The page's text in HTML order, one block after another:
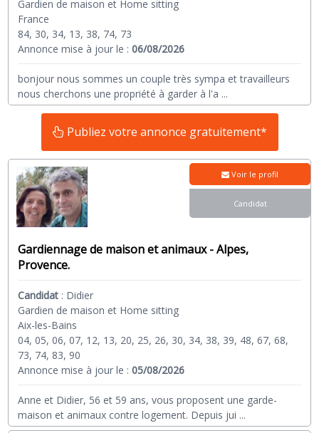
Gardien de maison et Home sitting
France
84, 30, 34, 13, 38, 74, 73
Annonce mise à jour le :06/08/2026
bonjour nous sommes un couple très sympa et travailleurs
nous cherchons une propriété à garder à l'a ...
Publiez votre annonce gratuitement*
Gardiennage de maison et animaux - Alpes,
Provence.
Candidat : Didier
Gardien de maison et Home sitting
Aix-les-Bains
04, 05, 06, 07, 12, 13, 20, 25, 26, 30, 34, 38, 39, 48, 67, 68,
73, 74, 83, 90
Annonce mise à jour le :05/08/2026
Anne et Didier, 56 et 59 ans, vous proposent une garde-
maison et animaux contre logement. Depuis jui ...
Voir le profil
Candidat